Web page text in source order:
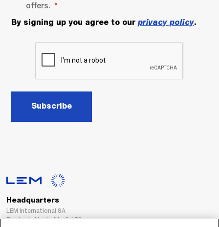
offers.
By signing up you agree to our privacy policy.
Subscribe
Headquarters
LEM International SA
Route du Nant-d’Avril, 152